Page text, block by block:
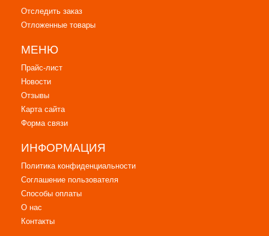
Отследить заказ
Отложенные товары
МЕНЮ
Прайс-лист
Новости
Отзывы
Карта сайта
Форма связи
ИНФОРМАЦИЯ
Политика конфиденциальности
Соглашение пользователя
Способы оплаты
О нас
Контакты